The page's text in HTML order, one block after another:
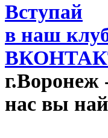
Вступай
в наш
г.Воронеж
нас вы